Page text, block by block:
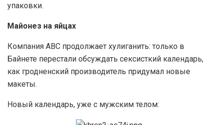
упаковки.
Майонез на яйцах
Компания ABC продолжает хулиганить: только в
Байнете перестали обсуждать сексисткий календарь,
как гродненский производитель придумал новые
макеты.
Новый календарь, уже с мужским телом: